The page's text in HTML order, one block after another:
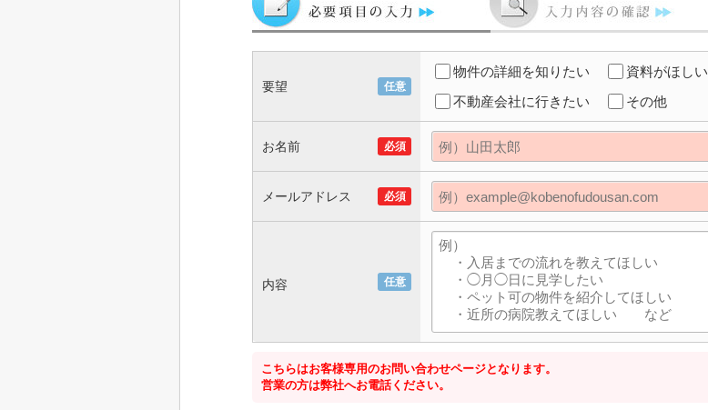
要望 任意
物件の詳細を知りたい 資料がほしい
不動産会社に行きたい
その他
お名前 必須
メールアドレス 必須
内容 任意
こちらはお客様専用のお問い合わせページとなります。
営業の方は弊社へお電話ください。